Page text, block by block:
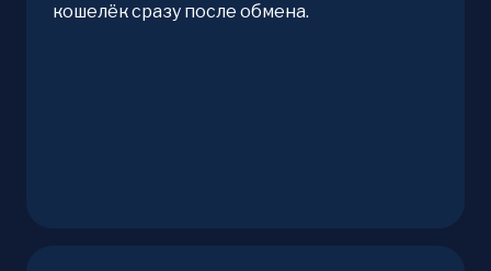
кошелёк сразу после обмена.